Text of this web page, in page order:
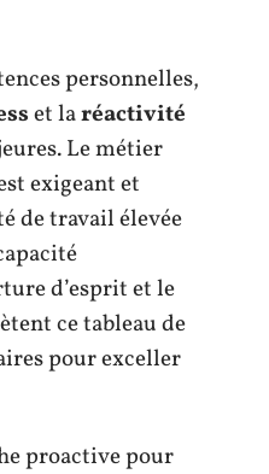
personnelles,
et laréactivité
Le métier
exigeant et
de travail élevée
d’esprit et le
ce tableau de
pour exceller
proactive pour